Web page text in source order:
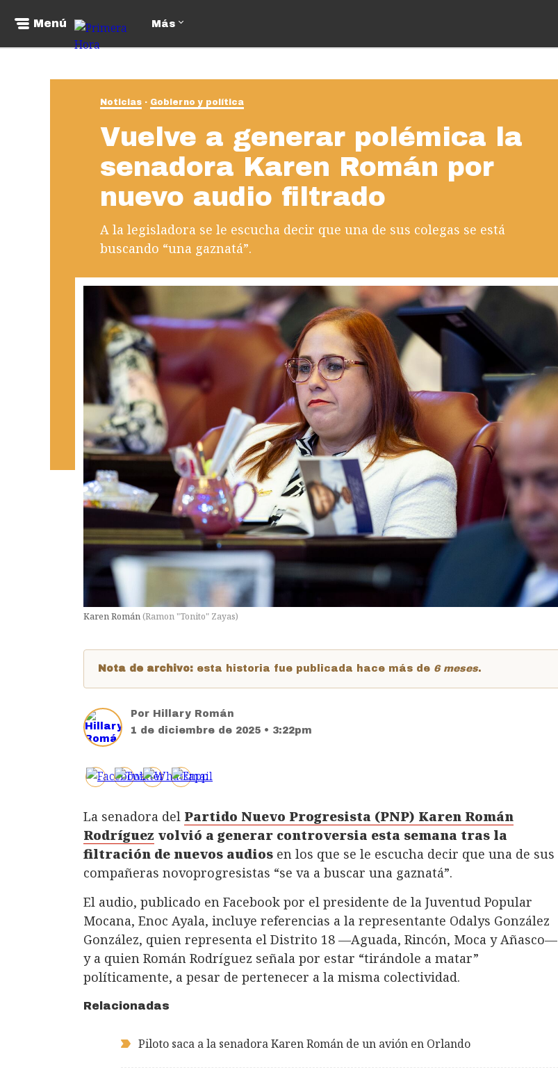
Menú Más
Noticias Gobierno y política
Vuelve a generar polémica la
senadora Karen Román por
nuevo audio filtrado
A la legisladora se le escucha decir que una de sus colegas se está
buscando “una gaznatá”.
Karen Román(Ramon "Tonito" Zayas)
Nota de archivo: esta historia fue publicada hace más de 6 meses.
Por Hillary Román
1 de diciembre de 2025 • 3:22pm
La senadora del Partido Nuevo Progresista (PNP) Karen Román
Rodríguez volvió a generar controversia esta semana tras la
filtración de nuevos audios en los que se le escucha decir que una de sus
compañeras novoprogresistas “se va a buscar una gaznatá”.
El audio, publicado en Facebook por el presidente de la Juventud Popular
Mocana, Enoc Ayala, incluye referencias a la representante Odalys González
González, quien representa el Distrito 18 —Aguada, Rincón, Moca y Añasco—
y a quien Román Rodríguez señala por estar “tirándole a matar”
políticamente, a pesar de pertenecer a la misma colectividad.
Relacionadas
Piloto saca a la senadora Karen Román de un avión en Orlando